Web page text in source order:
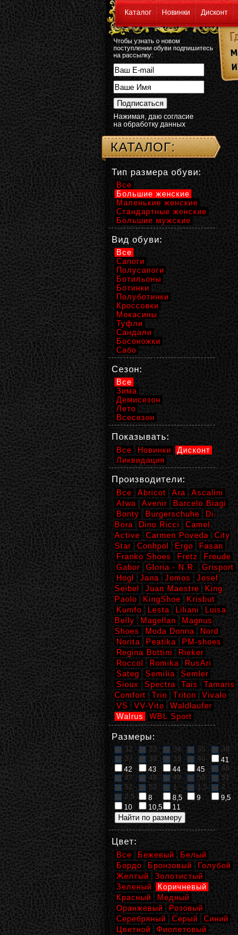
Каталог Новинки Дисконт
Чтобы узнать о новом
поступлении обуви подпишитесь
на рассылку:
Нажимая, даю согласие
на обработку данных
КАТАЛОГ:
Тип размера обуви:
Все
Большие женские
Маленькие женские
Стандартные женские
Большие мужские
Вид обуви:
Все
Сапоги
Полусапоги
Ботильоны
Ботинки
Полуботинки
Кроссовки
Мокасины
Туфли
Сандали
Босоножки
Сабо
Сезон:
Все
Зима
Демисезон
Лето
Всесезон
Показывать:
Все Новинки
Дисконт
Ликвидация
Производители:
Все Abricot Ara
Ascalini
Atwa
Avenir
Barcelo Biagi
Bonty
Burgerschuhe
Di
Bora
Dino Ricci
Camel
Active
Carmen Poveda
City
Star
Conhpol Ergo
Fasan
Franko Shoes
Fretz
Freude
Gabor
Gloria - N.R.
Grisport
Hogl
Jana Jomos
Josef
Seibel
Juan Maestre
King
Paolo
KingShoe
Krisbut
Kumfo
Lesta Liliani
Luisa
Belly
Magellan
Magnus
Shoes
Moda Donna
Nord
Norita
Peatika
PM-shoes
Regina Bottini
Rieker
Roccol
Romika
RusAri
Sateg
Semilia
Semler
Sioux
Spectra Tais
Tamaris
Comfort
Trio Triton
Vivalo
VS
VV-Vito
Waldlaufer
Walrus
WBL Sport
Размеры:
32 33 34 35
36
37
38 39 40
41
42
43 44 45
46
47
48 49 50
51
52
53 1 1,5
2
2,5
8 8,5 9
9,5
10
10,5 11
Цвет:
Все Бежевый
Белый
Бордо
Бронзовый
Голубой
Желтый
Золотистый
Зеленый
Коричневый
Красный
Медный
Оранжевый
Розовый
Серебряный
Серый
Синий
Цветной
Фиолетовый